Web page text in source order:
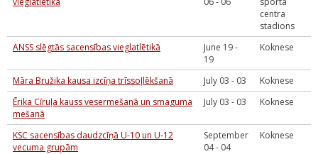
centra
stadions
ANSS slēgtās sacensības vieglatlētikā
June 19 -
19
Koknese
Māra Bružika kausa izcīņa trīssoļlēkšanā July 03 - 03
Koknese
Ērika Cīruļa kauss vesermešanā un smaguma
mešanā
July 03 - 03 Koknese
KSC sacensības daudzcīņā U-10 un U-12
vecuma grupām
September
04 - 04
Koknese